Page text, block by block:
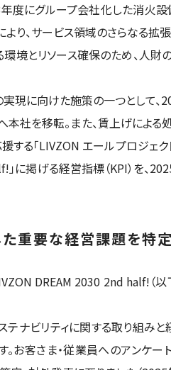
度にグループ会社化した消火設
り、サービス領域のさらなる拡
境とリソース確保のため、人財
現に向けた施策の一つとして、
本社を移転。また、賃上げによ
する「LIVZON エールプロジェ
に掲げる経営指標（KPI）を、
た重要な経営課題を特定
DREAM 2030 2nd half!（以下
テナビリティに関する取り組み
お客さま・従業員へのアンケ